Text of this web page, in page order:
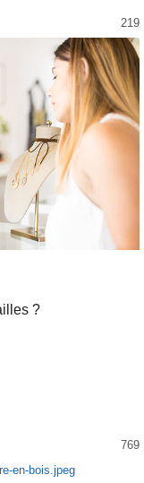
219
?
769